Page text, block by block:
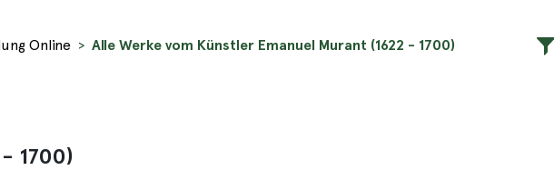
Online Alle Werke vom Künstler Emanuel Murant (1622 - 1700)
1700)